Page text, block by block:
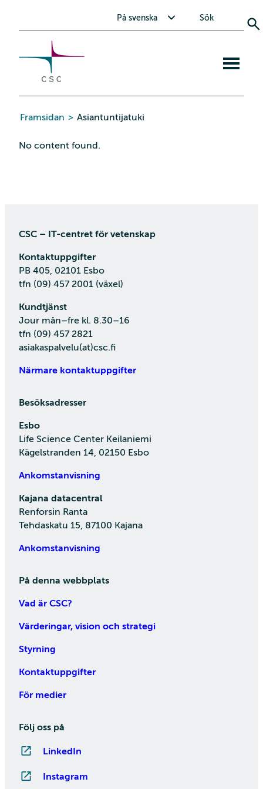
content
På svenska Sök
Framsidan > Asiantuntijatuki
No content found.
CSC – IT-centret för vetenskap
Kontaktuppgifter
PB 405, 02101 Esbo
tfn (09) 457 2001 (växel)
Kundtjänst
Jour mån–fre kl. 8.30–16
tfn (09) 457 2821
asiakaspalvelu(at)csc.fi
Närmare kontaktuppgifter
Besöksadresser
Esbo
Life Science Center Keilaniemi
Kägelstranden 14, 02150 Esbo
Ankomstanvisning
Kajana datacentral
Renforsin Ranta
Tehdaskatu 15, 87100 Kajana
Ankomstanvisning
På denna webbplats
Vad är CSC?
Värderingar, vision och strategi
Styrning
Kontaktuppgifter
För medier
Följ oss på
LinkedIn
Instagram